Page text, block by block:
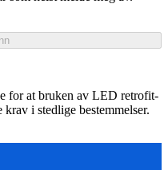
for at bruken av LED retrofit-
i stedlige bestemmelser.